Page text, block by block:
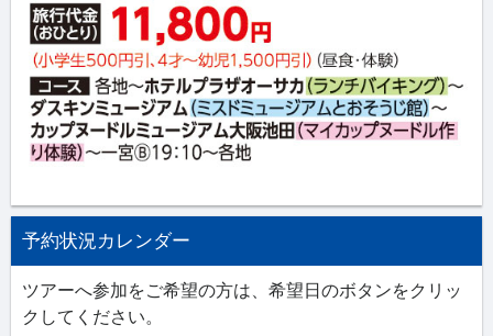
予約状況カレンダー
ツアーへ参加をご希望の方は、希望日のボタンをクリッ
クしてください。